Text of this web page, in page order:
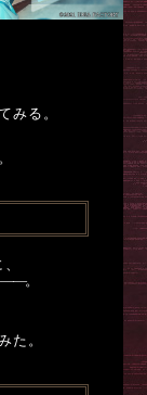
みる。
――。
た。